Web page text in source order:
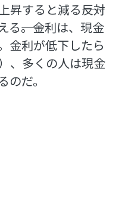
すると減る――反対
――。金利は、現金
金利が低下したら
、多くの人は現金
だ。